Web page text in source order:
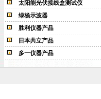
太阳能光伏接线盒测试仪
绿杨示波器
胜利仪器产品
日本共立产品
多一仪器产品